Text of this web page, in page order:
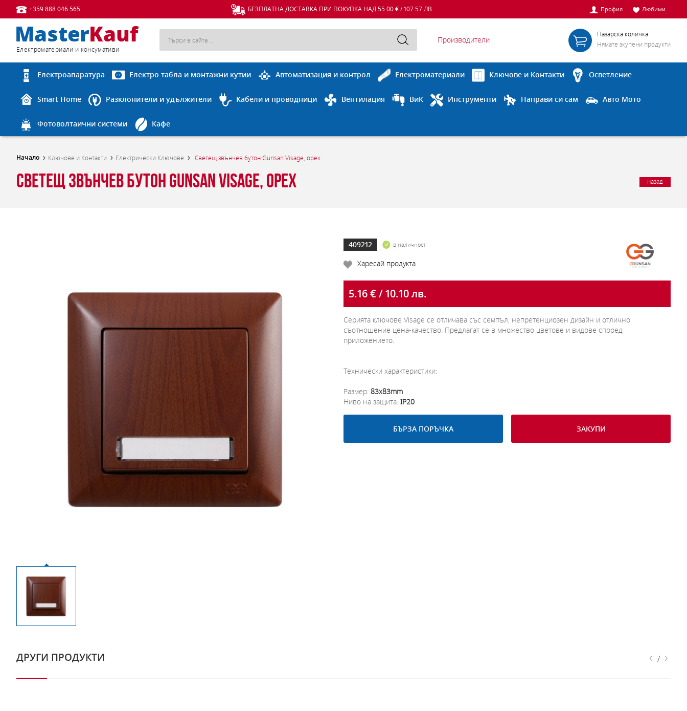
+359 888 046 565 Профил Любими
БЕЗПЛАТНА ДОСТАВКА ПРИ ПОКУПКА НАД 55.00 € / 107.57 ЛВ.
Eлектроматериали и консумативи
Пазарска количка
Нямате зкупени продукти
Производители
Електроапаратура Електро табла и монтажни кутии Автоматизация и контрол Електроматериали Ключове и Контакти Осветление
Smart Home Разклонители и удължители Кабели и проводници Вентилация ВиК Инструменти Направи си сам Авто Мото
Фотоволтаични системи Кафе
Начало Ключове и Контакти Електрически Ключове Светещ звънчев бутон Gunsan Visage, орех
Светещ звънчев бутон Gunsan Visage, орех назад
409212 в наличност
Харесай продукта
5.16 € / 10.10 лв.
Серията ключове Visage се отличава със семпъл, непретенциозен дизайн и отлично
съотношение цена-качество. Предлагат се в множество цветове и видове според
приложението.
Технически характеристики:
Размер: 83x83mm
Ниво на защита: IP20
БЪРЗА ПОРЪЧКА ЗАКУПИ
ДРУГИ ПРОДУКТИ ‹ / ›